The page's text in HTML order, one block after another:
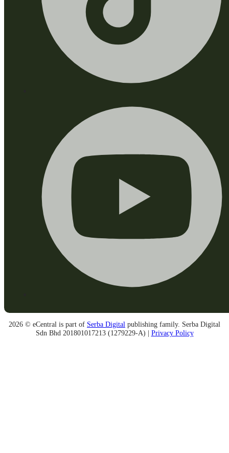
2026 © eCentral is part of Serba Digital publishing family. Serba Digital
Sdn Bhd 201801017213 (1279229-A) | Privacy Policy